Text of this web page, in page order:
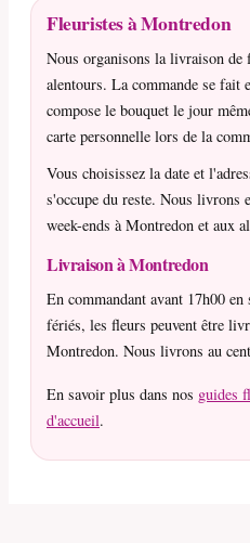
Fleuristes à Montredon
Nous organisons la livraison de
alentours. La commande se fait
compose le bouquet le jour
carte personnelle lors de la
Vous choisissez la date et
s'occupe du reste. Nous livrons
week-ends à Montredon et aux
Livraison à Montredon
En commandant avant 17h00
fériés, les fleurs peuvent être
Montredon. Nous livrons au
En savoir plus dans nos guides
d'accueil.